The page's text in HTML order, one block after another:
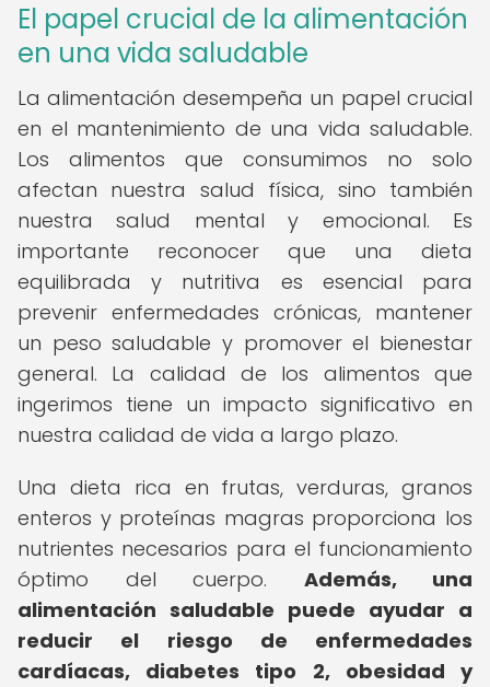
El papel crucial de la alimentación
en una vida saludable
La alimentación desempeña un papel crucial
en el mantenimiento de una vida saludable.
Los alimentos que consumimos no solo
afectan nuestra salud física, sino también
nuestra salud mental y emocional. Es
importante reconocer que una dieta
equilibrada y nutritiva es esencial para
prevenir enfermedades crónicas, mantener
un peso saludable y promover el bienestar
general. La calidad de los alimentos que
ingerimos tiene un impacto significativo en
nuestra calidad de vida a largo plazo.
Una dieta rica en frutas, verduras, granos
enteros y proteínas magras proporciona los
nutrientes necesarios para el funcionamiento
óptimo del cuerpo. Además, una
alimentación saludable puede ayudar a
reducir el riesgo de enfermedades
cardíacas, diabetes tipo 2, obesidad y